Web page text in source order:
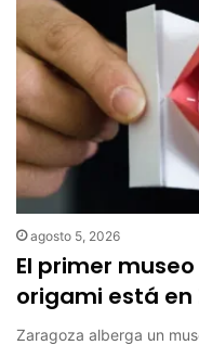
agosto 5, 2026
El primer
origami está en
Zaragoza alberga un